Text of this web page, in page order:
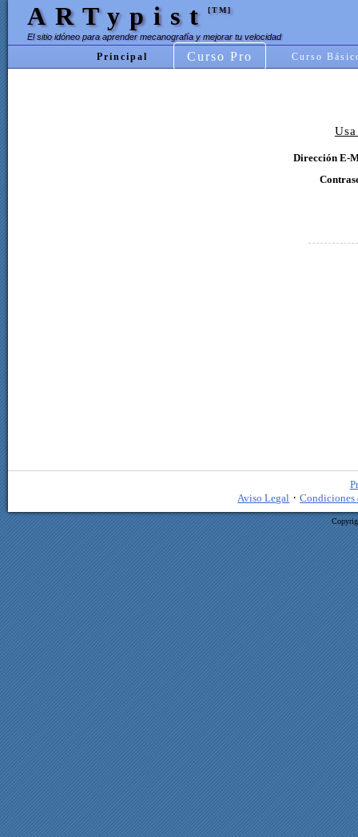
ARTypist [TM]
El sitio idóneo para aprender mecanografía y mejorar tu velocidad
Principal Curso Pro Curso
Dirección E-
Aviso Legal ·Condiciones